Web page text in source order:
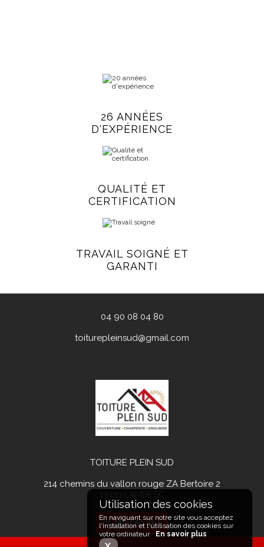
26 ANNÉES
D'EXPÉRIENCE
QUALITÉ ET
CERTIFICATION
TRAVAIL SOIGNÉ ET
GARANTI
04 90 08 04 80
toiturepleinsud@gmail.com
TOITURE PLEIN SUD
214 chemins du vallon rouge ZA Bertoire 2
PLAN D'ACCÉS
En naviguant sur notre site vous acceptez
l'installation et l'utilisation des cookies sur
votre ordinateur.
En savoir plus